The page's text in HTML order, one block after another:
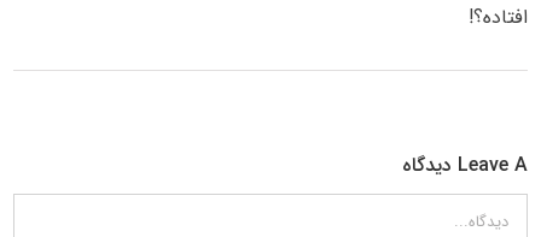
افتاده؟!
Leave A دیدگاه
دیدگاه